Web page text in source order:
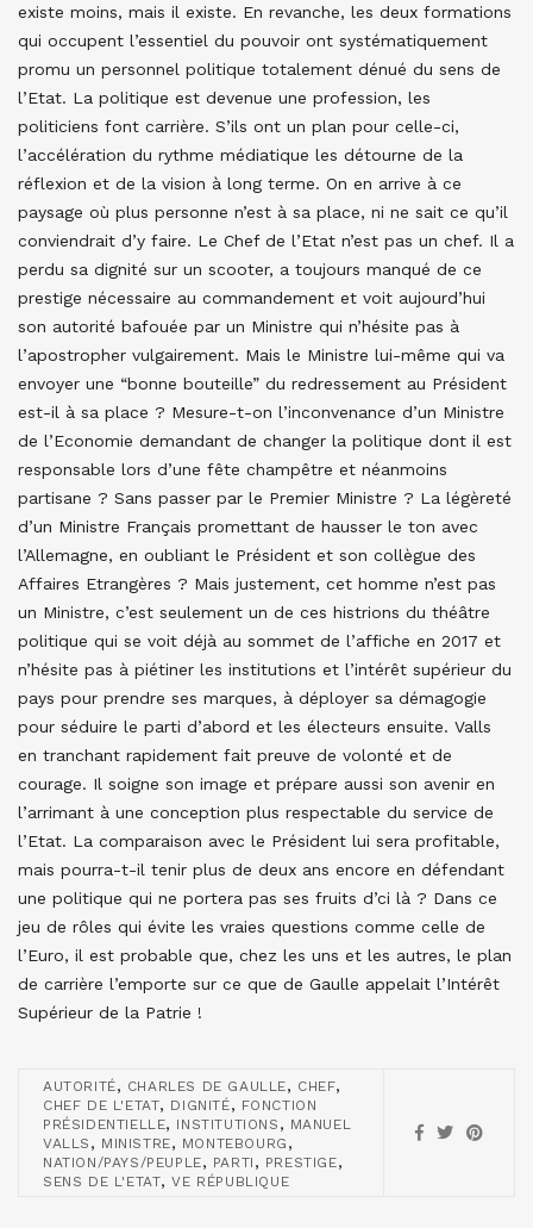
existe moins, mais il existe. En revanche, les deux formations
qui occupent l’essentiel du pouvoir ont systématiquement
promu un personnel politique totalement dénué du sens de
l’Etat. La politique est devenue une profession, les
politiciens font carrière. S’ils ont un plan pour celle-ci,
l’accélération du rythme médiatique les détourne de la
réflexion et de la vision à long terme. On en arrive à ce
paysage où plus personne n’est à sa place, ni ne sait ce qu’il
conviendrait d’y faire. Le Chef de l’Etat n’est pas un chef. Il a
perdu sa dignité sur un scooter, a toujours manqué de ce
prestige nécessaire au commandement et voit aujourd’hui
son autorité bafouée par un Ministre qui n’hésite pas à
l’apostropher vulgairement. Mais le Ministre lui-même qui va
envoyer une “bonne bouteille” du redressement au Président
est-il à sa place ? Mesure-t-on l’inconvenance d’un Ministre
de l’Economie demandant de changer la politique dont il est
responsable lors d’une fête champêtre et néanmoins
partisane ? Sans passer par le Premier Ministre ? La légèreté
d’un Ministre Français promettant de hausser le ton avec
l’Allemagne, en oubliant le Président et son collègue des
Affaires Etrangères ? Mais justement, cet homme n’est pas
un Ministre, c’est seulement un de ces histrions du théâtre
politique qui se voit déjà au sommet de l’affiche en 2017 et
n’hésite pas à piétiner les institutions et l’intérêt supérieur du
pays pour prendre ses marques, à déployer sa démagogie
pour séduire le parti d’abord et les électeurs ensuite. Valls
en tranchant rapidement fait preuve de volonté et de
courage. Il soigne son image et prépare aussi son avenir en
l’arrimant à une conception plus respectable du service de
l’Etat. La comparaison avec le Président lui sera profitable,
mais pourra-t-il tenir plus de deux ans encore en défendant
une politique qui ne portera pas ses fruits d’ci là ? Dans ce
jeu de rôles qui évite les vraies questions comme celle de
l’Euro, il est probable que, chez les uns et les autres, le plan
de carrière l’emporte sur ce que de Gaulle appelait l’Intérêt
Supérieur de la Patrie !
AUTORITÉ, CHARLES DE GAULLE, CHEF,
CHEF DE L'ETAT, DIGNITÉ, FONCTION
PRÉSIDENTIELLE, INSTITUTIONS , MANUEL
VALLS , MINISTRE, MONTEBOURG ,
NATION/PAYS/PEUPLE, PARTI , PRESTIGE,
SENS DE L'ETAT,VE RÉPUBLIQUE